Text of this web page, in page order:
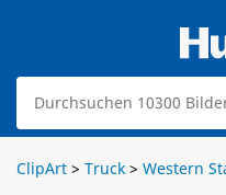
ClipArt > Truck > Western